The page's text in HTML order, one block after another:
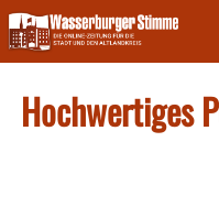
Skip
to
content
Hochwertiges